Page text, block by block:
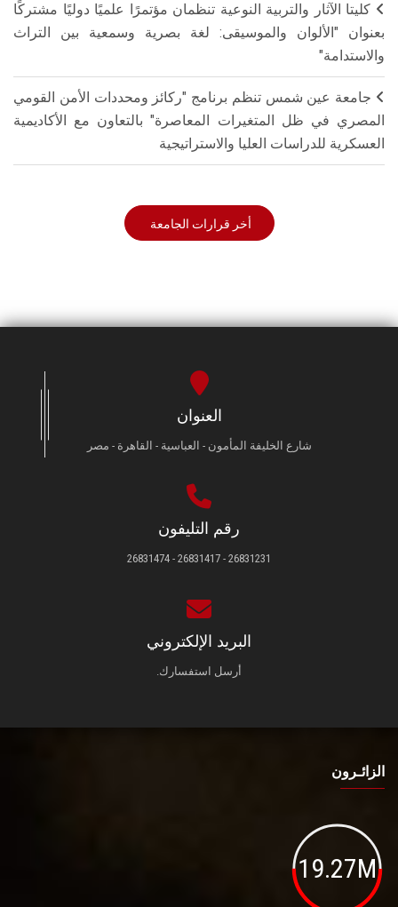
كليتا الآثار والتربية النوعية تنظمان مؤتمرًا علميًا دوليًا مشتركًا
بعنوان "الألوان والموسيقى: لغة بصرية وسمعية بين التراث
والاستدامة"
جامعة عين شمس تنظم برنامج "ركائز ومحددات الأمن القومي
المصري في ظل المتغيرات المعاصرة" بالتعاون مع الأكاديمية
العسكرية للدراسات العليا والاستراتيجية
أخر قرارات الجامعة
العنوان
شارع الخليفة المأمون - العباسية - القاهرة - مصر
رقم التليفون
26831231 - 26831417 - 26831474
البريد الإلكتروني
أرسل استفسارك.
الزائـرون
19.27M